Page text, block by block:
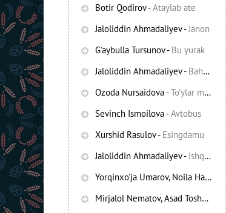
Botir Qodirov-Ataylab ate
Jaloliddin Ahmadaliyev-Janon
G'aybulla Tursunov- Bu yurak
Jaloliddin Ahmadaliyev- Bahor yomg'irlari
Ozoda Nursaidova-To'ylar muborak
Sevinch Ismoilova-Avtobus
Xurshid Rasulov- Esingdamu
Jaloliddin Ahmadaliyev- Ishqning chayqov bozorida
Yorqinxo'ja Umarov, Noila Habibullayeva
Mirjalol Nematov, Asad Toshpo’latov
-Bezori
Oshiq edim